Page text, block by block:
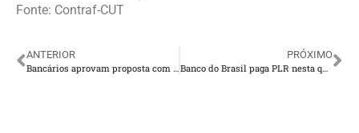
Fonte: Contraf-CUT
ANTERIOR
Bancários aprovam proposta com aumento real e garantia de direitos em quase todo país
PRÓXIMO
Banco do Brasil paga PLR nesta quinta-feira (6)